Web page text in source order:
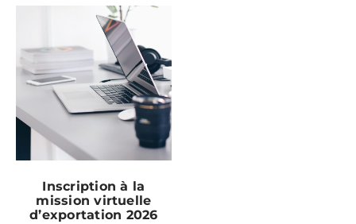
AJOUTER AU PANIER
Inscription à la
mission virtuelle
d’exportation 2026